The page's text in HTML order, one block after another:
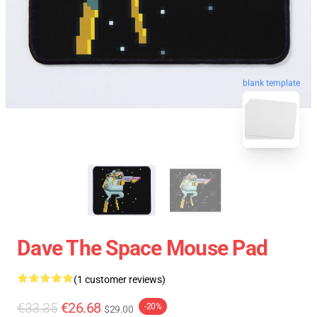
blank template
Dave The Space Mouse Pad
(1 customer reviews)
€33.35 €26.68 $29.00 -20%